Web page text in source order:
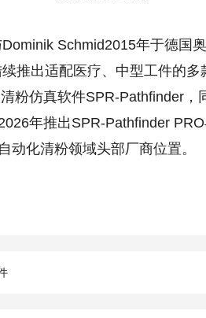
Schmid2015年于德国
推出适配医疗、中型工件的
粉仿真软件SPR-Pathfinder，
年推出SPR-Pathfinder
动化清粉领域头部厂商位置。